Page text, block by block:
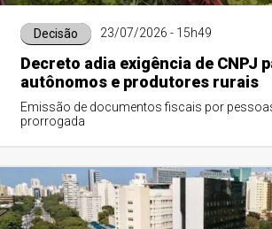
Decisão 23/07/2026 - 15h49
Decreto adia exigência de CNPJ
autônomos e produtores rurais
Emissão de documentos fiscais por
prorrogada